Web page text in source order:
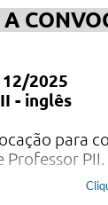
2025
- inglês
para
PII.